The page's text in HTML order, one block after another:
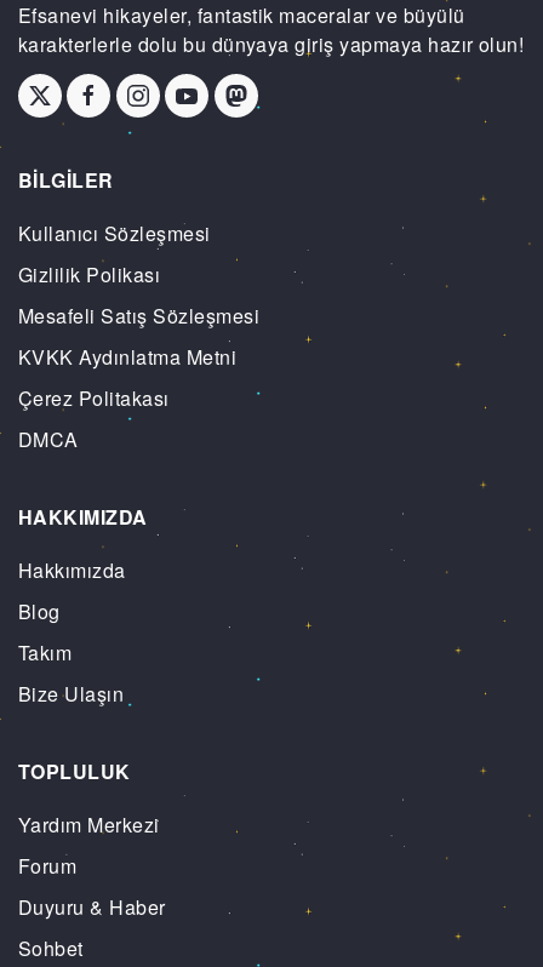
Efsanevi hikayeler, fantastik maceralar ve büyülü
karakterlerle dolu bu dünyaya giriş yapmaya hazır olun!
BİLGİLER
Kullanıcı Sözleşmesi
Gizlilik Polikası
Mesafeli Satış Sözleşmesi
KVKK Aydınlatma Metni
Çerez Politakası
DMCA
HAKKIMIZDA
Hakkımızda
Blog
Takım
Bize Ulaşın
TOPLULUK
Yardım Merkezi
Forum
Duyuru & Haber
Sohbet